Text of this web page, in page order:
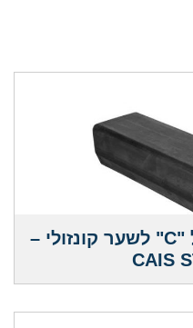
קורה קונזולית בפרופיל "C" לשער קונזולי –
CAIS